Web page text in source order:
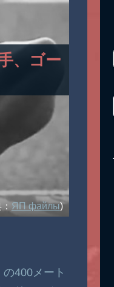
、ゴー
ЯП файлы)
400メート